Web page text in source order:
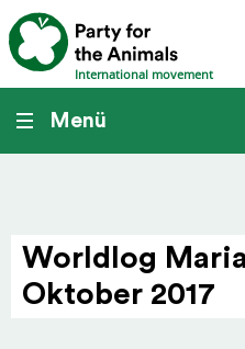
International movement
Menü
Worldlog
Oktober 2017